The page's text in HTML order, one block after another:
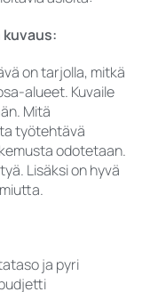
on tarjolla, mitkä
alueet. Kuvaile
Mitä
työtehtävä
odotetaan.
Lisäksi on hyvä
ja pyri